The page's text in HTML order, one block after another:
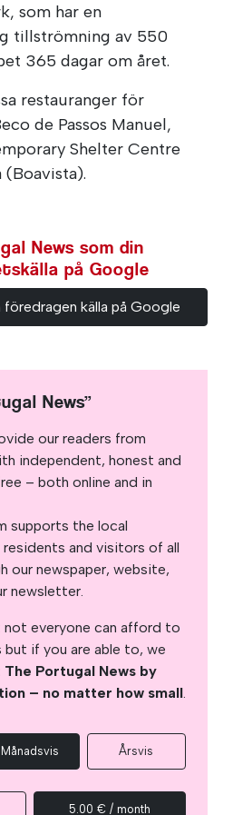
som har en
tillströmning av 550
365 dagar om året.
restauranger för
de Passos Manuel,
Shelter Centre
(Boavista).
News som din
på Google
källa på Google
News”
our readers from
independent, honest and
– both online and in
supports the local
and visitors of all
our newspaper, website,
newsletter.
everyone can afford to
if you are able to, we
Portugal News by
– no matter how small.
Månadsvis Årsvis
5.00 € / month